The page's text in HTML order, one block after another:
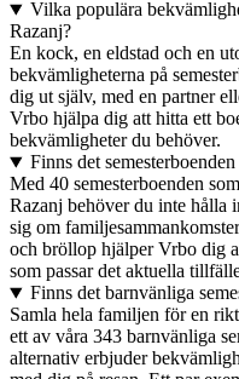
Vilka populära
Razanj?
En kock, en eldstad och en
bekvämligheterna på
dig ut själv, med en partner
Vrbo hjälpa dig att hitta ett
bekvämligheter du behöver.
Finns det
Med 40 semesterboenden
Razanj behöver du inte hålla
sig om
och bröllop hjälper Vrbo dig
som passar det aktuella
Finns det barnvänliga
Samla hela familjen för en
ett av våra 343 barnvänliga
alternativ erbjuder